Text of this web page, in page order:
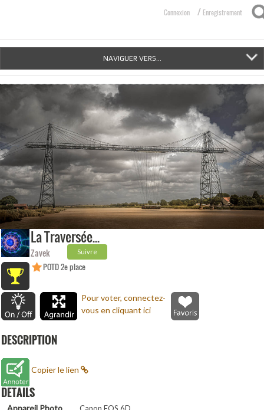
Connexion / Enregistrement
NAVIGUER VERS...
La Traversée...
Zavek Suivre
POTD 2e place
Pour voter, connectez-
vous en cliquant ici
DESCRIPTION
Copier le lien
DETAILS
Appareil Photo Canon EOS 6D